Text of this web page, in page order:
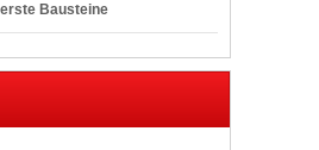
Bausteine